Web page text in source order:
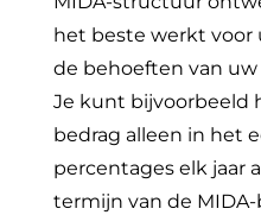
het beste werkt voor
de behoeften van
Je kunt bijvoorbeeld
bedrag alleen in het
percentages elk jaar
termijn van de